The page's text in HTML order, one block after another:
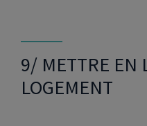
9/ METTRE EN
LOGEMENT